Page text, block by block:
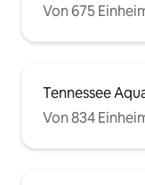
Von 675
Tennessee
Von 834